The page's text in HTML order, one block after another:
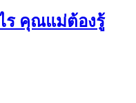
ร คุณแม่ต้องรู้